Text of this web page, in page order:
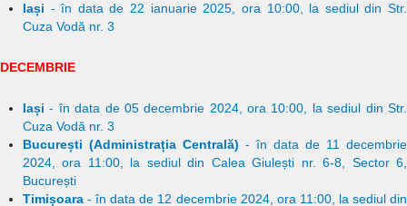
Iași - în data de 22 ianuarie 2025, ora 10:00, la sediul din Str.
Cuza Vodă nr. 3
DECEMBRIE
Iași - în data de 05 decembrie 2024, ora 10:00, la sediul din Str.
Cuza Vodă nr. 3
București (Administrația Centrală) - în data de 11 decembrie
2024, ora 11:00, la sediul din Calea Giulești nr. 6-8, Sector 6,
București
Timișoara - în data de 12 decembrie 2024, ora 11:00, la sediul din